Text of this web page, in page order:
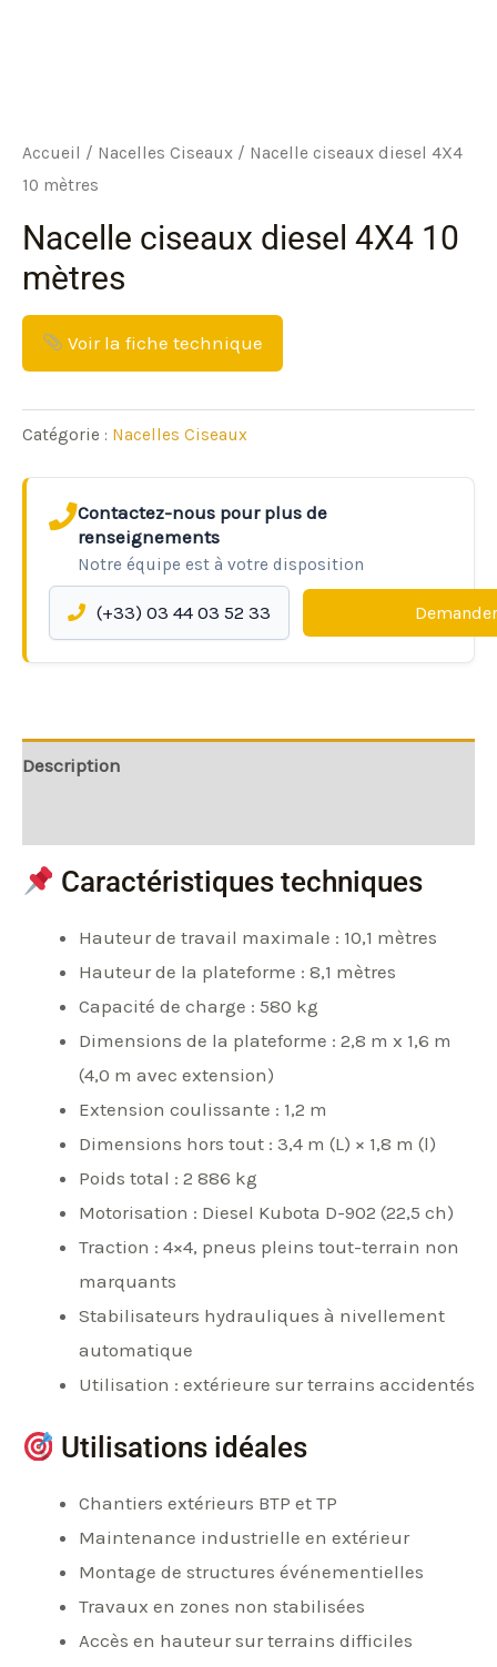
Accueil / Nacelles Ciseaux / Nacelle ciseaux diesel 4X4
10 mètres
Nacelle ciseaux diesel 4X4 10
mètres
Voir la fiche technique
Catégorie : Nacelles Ciseaux
Contactez-nous pour plus de
renseignements
Notre équipe est à votre disposition
(+33) 03 44 03 52 33
Description
Caractéristiques techniques
Hauteur de travail maximale : 10,1 mètres
Hauteur de la plateforme : 8,1 mètres
Capacité de charge : 580 kg
Dimensions de la plateforme : 2,8 m x 1,6 m
(4,0 m avec extension)
Extension coulissante : 1,2 m
Dimensions hors tout : 3,4 m (L) × 1,8 m (l)
Poids total : 2 886 kg
Motorisation : Diesel Kubota D-902 (22,5 ch)
Traction : 4×4, pneus pleins tout-terrain non
marquants
Stabilisateurs hydrauliques à nivellement
automatique
Utilisation : extérieure sur terrains accidentés
Utilisations idéales
Chantiers extérieurs BTP et TP
Maintenance industrielle en extérieur
Montage de structures événementielles
Travaux en zones non stabilisées
Accès en hauteur sur terrains difficiles